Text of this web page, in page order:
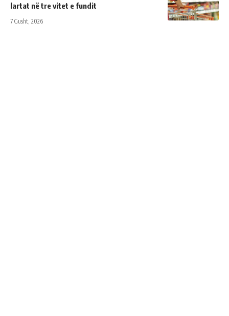
lartat në tre vitet e fundit
7 Gusht, 2026